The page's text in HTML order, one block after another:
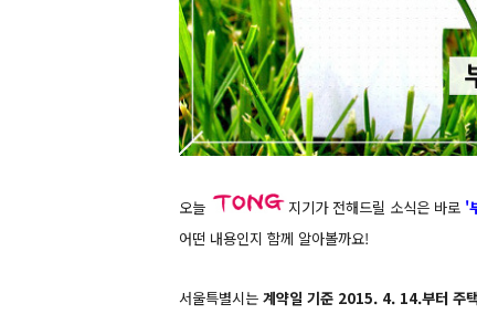
오늘 지기가 전해드릴 소식은 바로 '
어떤 내용인지 함께 알아볼까요!
서울특별시는 계약일 기준 2015. 4. 14.부터 주